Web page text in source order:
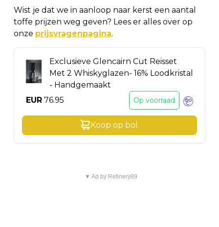
Wist je dat we in aanloop naar kerst een aantal
toffe prijzen weg geven? Lees er alles over op
onze prijsvragenpagina.
Exclusieve Glencairn Cut Reisset
Met 2 Whiskyglazen- 16% Loodkristal
- Handgemaakt
EUR 76.95 Op voorraad
Koop op bol .
▼ Ad by Refinery89